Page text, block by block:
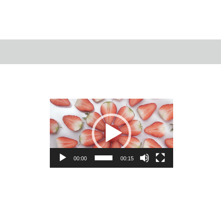
動
画
レ
ー
ヤ
ー
00:00 00:15